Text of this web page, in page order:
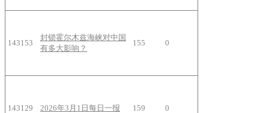
143153
封锁霍尔木兹海峡对中国
有多大影响？
155 0
143129 2026年3月1日每日一报 159 0